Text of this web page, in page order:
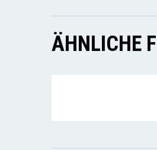
ÄHNLICHE